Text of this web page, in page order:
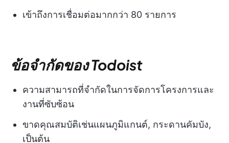
เข้าถึงการเชื่อมต่อมากกว่า 80 รายการ
ข้อจำกัดของ Todoist
ความสามารถที่จำกัดในการจัดการโครงการและ
งานที่ซับซ้อน
ขาดคุณสมบัติเช่นแผนภูมิแกนต์, กระดานคัมบัง,
เป็นต้น